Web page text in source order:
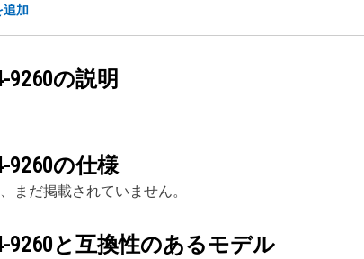
追加
9260の説明
9260の仕様
まだ掲載されていません。
9260と互換性のあるモデル